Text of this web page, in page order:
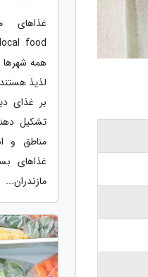
غذاهای
همه شهرها
لذیذ
بر غذای
تشکیل
مناطق و
غذاهای
مازندران...